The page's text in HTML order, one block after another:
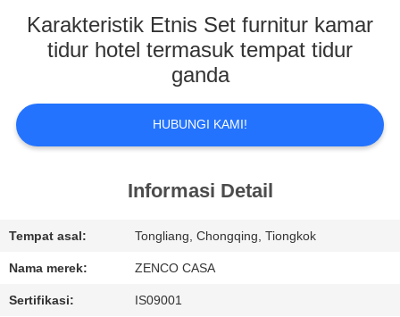
TENTANG
KAMI
TUR
PABRIK
MINTA
KUTIPAN
Karakteristik Etnis Set furnitur kamar
tidur hotel termasuk tempat tidur
ganda
HUBUNGI KAMI!
Informasi Detail
Tempat asal: Tongliang, Chongqing, Tiongkok
Nama merek: ZENCO CASA
Sertifikasi: IS09001